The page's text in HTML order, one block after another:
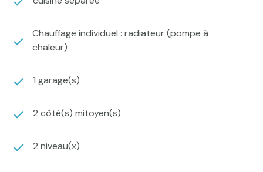
Chauffage individuel : radiateur (pompe à
chaleur)
1 garage(s)
2 côté(s) mitoyen(s)
2 niveau(x)